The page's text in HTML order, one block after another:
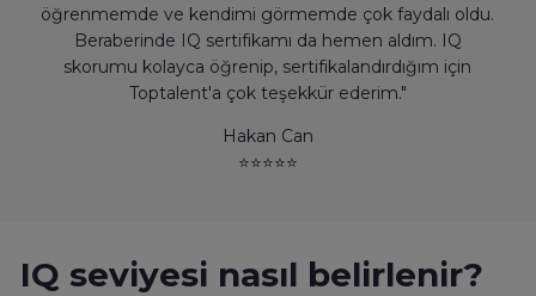
öğrenmemde ve kendimi görmemde çok faydalı oldu.
Beraberinde IQ sertifikamı da hemen aldım. IQ
skorumu kolayca öğrenip, sertifikalandırdığım için
Toptalent'a çok teşekkür ederim."
Hakan Can
⭐⭐⭐⭐⭐
IQ seviyesi nasıl belirlenir?